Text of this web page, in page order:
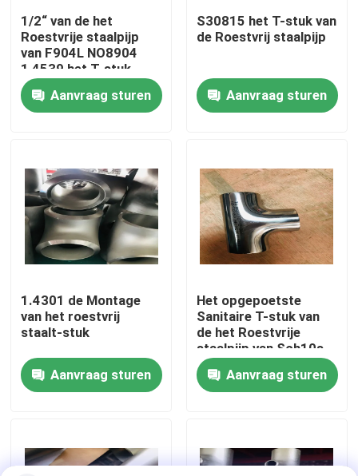
Huis
Producten
Ongeveer ons
Kwaliteitscontrole
Company News
De Montage van de roestvrij staalpijp
de flens van de roestvrij staalpijp
het T-stuk van de roestvrij staalpijp
1/2“ van de het
Roestvrije staalpijp
van F904L NO8904
1,4539 het T-stuk
Aanvraag sturen
S30815 het T-stuk van
de Roestvrij staalpijp
Aanvraag sturen
1.4301 de Montage
van het roestvrij
staalt-stuk
Aanvraag sturen
Het opgepoetste
Sanitaire T-stuk van
de het Roestvrije
staalpijp van Sch10s
304L
Aanvraag sturen